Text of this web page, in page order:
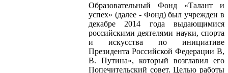
Образовательный Фонд «Талант и
успех» (далее - Фонд) был учрежден в
декабре 2014 года выдающимися
российскими деятелями науки, спорта
и искусства по инициативе
Президента Российской Федерации В,
В. Путина», который возглавил его
Попечительский совет. Целью работы